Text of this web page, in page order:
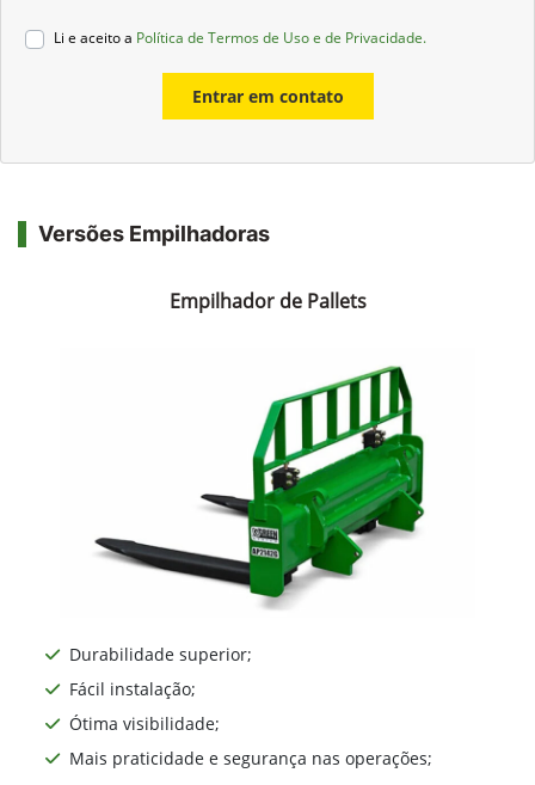
Li e aceito a Política de Termos de Uso e de Privacidade.
Entrar em contato
Versões Empilhadoras
Empilhador de Pallets
Durabilidade superior;
Fácil instalação;
Ótima visibilidade;
Mais praticidade e segurança nas operações;